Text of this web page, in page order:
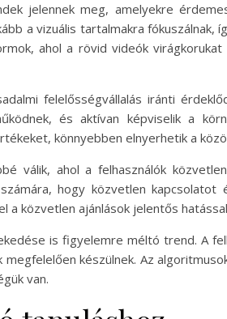
jelennek meg, amelyekre
a vizuális tartalmakra
ahol a rövid videók
felelősségvállalás iránti
és aktívan képviselik a
könnyebben elnyerhetik a
válik, ahol a felhasználók
hogy közvetlen kapcsolatot
a közvetlen ajánlások jelentős
is figyelemre méltó trend. A
készülnek. Az
van.